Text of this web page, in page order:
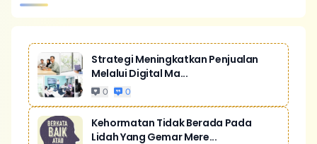
Strategi Meningkatkan Penjualan
Melalui Digital Ma...
0 0
Kehormatan Tidak Berada Pada
Lidah Yang Gemar Mere...